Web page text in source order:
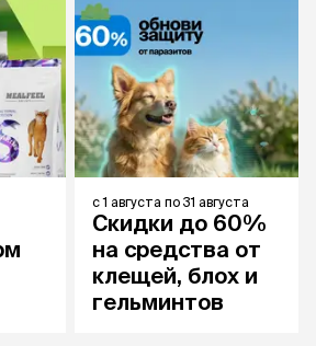
с1 августа по 31 августа
Скидки до 60%
на средства от
клещей, блох и
гельминтов